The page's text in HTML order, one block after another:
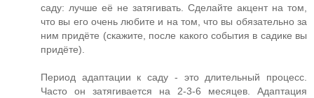
саду: лучше её не затягивать. Сделайте акцент на том,
что вы его очень любите и на том, что вы обязательно за
ним придёте (скажите, после какого события в садике вы
придёте).
Период адаптации к саду - это длительный процесс.
Часто он затягивается на 2-3-6 месяцев. Адаптация